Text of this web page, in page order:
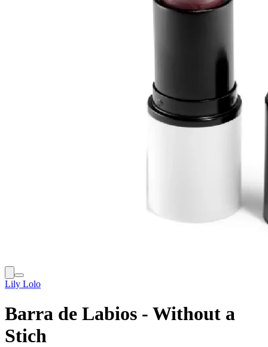
Lily Lolo
Barra de Labios - Without a
Stich